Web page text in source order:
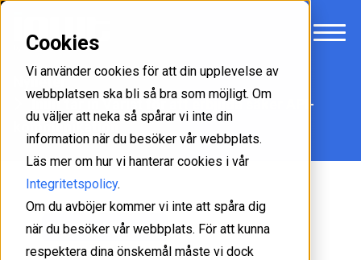
Cookies
Vi använder cookies för att din upplevelse av
webbplatsen ska bli så bra som möjligt. Om
du väljer att neka så spårar vi inte din
information när du besöker vår webbplats.
Läs mer om hur vi hanterar cookies i vår
Integritetspolicy.
Om du avböjer kommer vi inte att spåra dig
när du besöker vår webbplats. För att kunna
respektera dina önskemål måste vi dock
Inuit tar in Varist för att erbjuda säker API-
kommunikation
Företagshändelser 2025-02-06